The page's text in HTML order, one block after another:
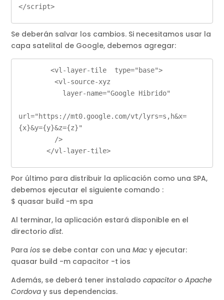
</script>
Se deberán salvar los cambios. Si necesitamos usar la
capa satelital de Google, debemos agregar:
        <vl-layer-tile  type="base">
         <vl-source-xyz
url="https://mt0.google.com/vt/lyrs=s,h&x=
{x}&y={y}&z={z}"
       </vl-layer-tile>
Por último para distribuir la aplicación como una SPA,
debemos ejecutar el siguiente comando :
$ quasar build -m spa
Al terminar, la aplicación estará disponible en el
directoriodist.
Paraios se debe contar con unaMac y ejecutar:
quasar build -m capacitor -t ios
Además, se deberá tener instaladocapacitoroApache
Cordova y sus dependencias.